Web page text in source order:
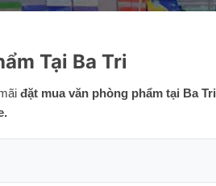
Tại Ba Tri
đặt mua văn phòng phẩm tại Ba Tri